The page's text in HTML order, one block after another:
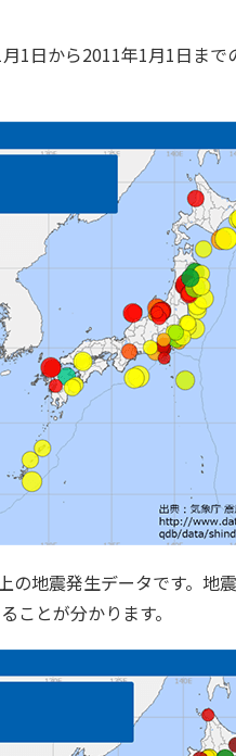
1日から2011年1月1日ま
地震発生データです。地
ことが分かります。